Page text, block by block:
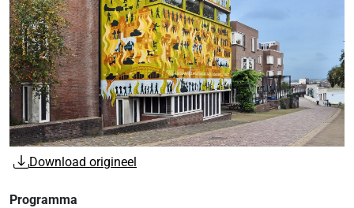
Download origineel
Programma